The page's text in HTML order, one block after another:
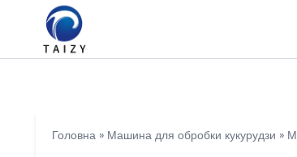
Головна » Машина для обробки кукурудзи »